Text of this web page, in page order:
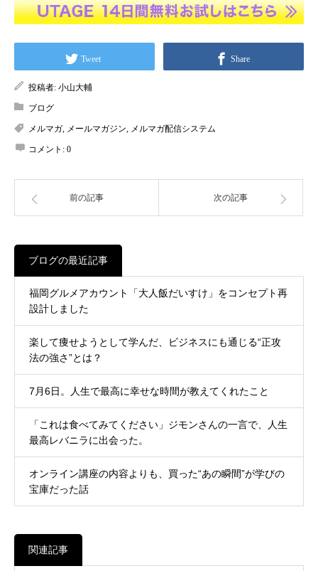
Tweet Share
投稿者: 小山大輔
ブログ
メルマガ, メールマガジン, メルマガ配信システム
コメント: 0
前の記事 次の記事
ブログの最近記事
福岡グルメアカウント「大人飯だいすけ」をコンセプト再
設計しました
楽して痩せようとして学んだ、ビジネスにも通じる“正攻
法の強さ”とは？
7月6日。人生で最高に幸せな時間が教えてくれたこと
「これは食べてみてください」ジモンさんの一言で、人生
最高レバニラに出会った。
オンライン講座の内容よりも、買った“あの瞬間”が学びの
宝庫だった話
関連記事